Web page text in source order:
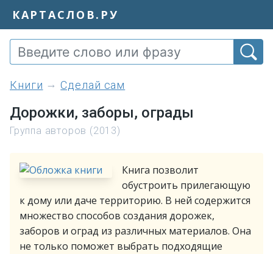
КАРТАСЛОВ.РУ
книги Сделай сам
Дорожки, заборы, ограды
Группа авторов (2013)
Книга позволит
обустроить прилегающую
к дому или даче территорию. В ней содержится
множество способов создания дорожек,
заборов и оград из различных материалов. Она
не только поможет выбрать подходящие